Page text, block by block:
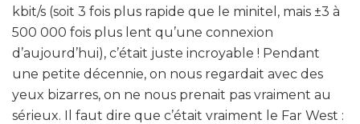
kbit/s (soit 3 fois plus rapide que le minitel, mais ±3 à
500 000 fois plus lent qu’une connexion
d’aujourd’hui), c’était juste incroyable ! Pendant
une petite décennie, on nous regardait avec des
yeux bizarres, on ne nous prenait pas vraiment au
sérieux. Il faut dire que c’était vraiment le Far West :